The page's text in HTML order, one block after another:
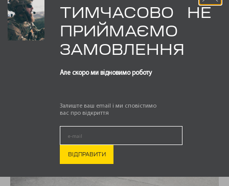
ТИМЧАСОВО НЕ
ПРИЙМАЄМО
ЗАМОВЛЕННЯ
Але скоро ми відновимо роботу
Залиште ваш email і ми сповістимо
вас про відкриття